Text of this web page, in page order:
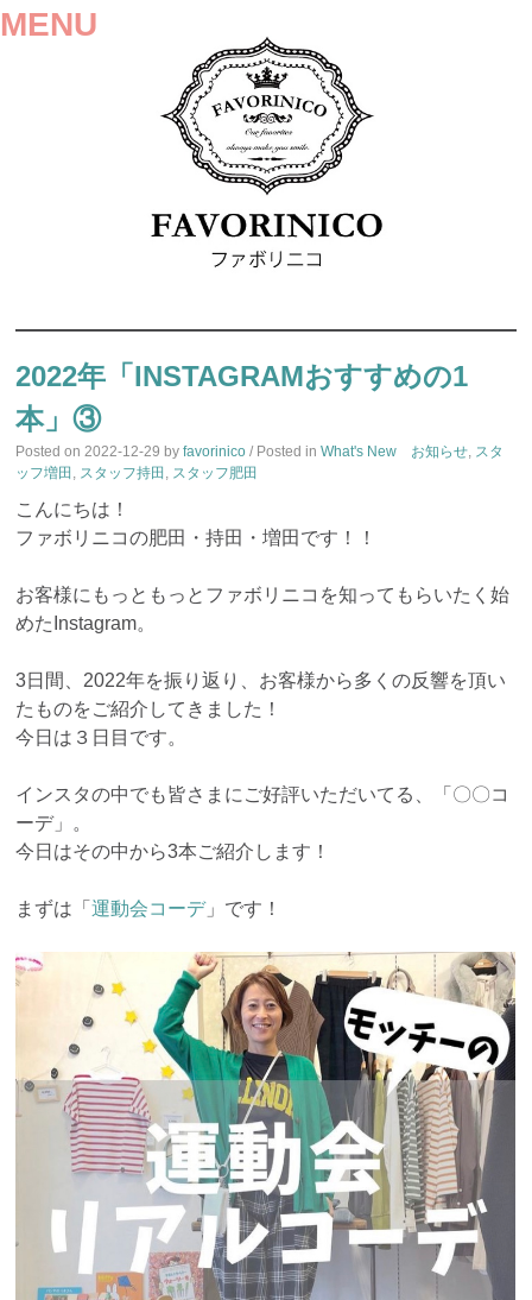
MENU
TO
2022年「INSTAGRAMおすすめの1
本」③
Posted on2022-12-29 byfavorinico / Posted inWhat's New お知らせ, スタ
ッフ増田 , スタッフ持田 , スタッフ肥田
こんにちは！
ファボリニコの肥田・持田・増田です！！
お客様にもっともっとファボリニコを知ってもらいたく始
めたInstagram。
3日間、2022年を振り返り、お客様から多くの反響を頂い
たものをご紹介してきました！
今日は３日目です。
インスタの中でも皆さまにご好評いただいてる、「〇〇コ
ーデ」。
今日はその中から3本ご紹介します！
まずは「運動会コーデ」です！